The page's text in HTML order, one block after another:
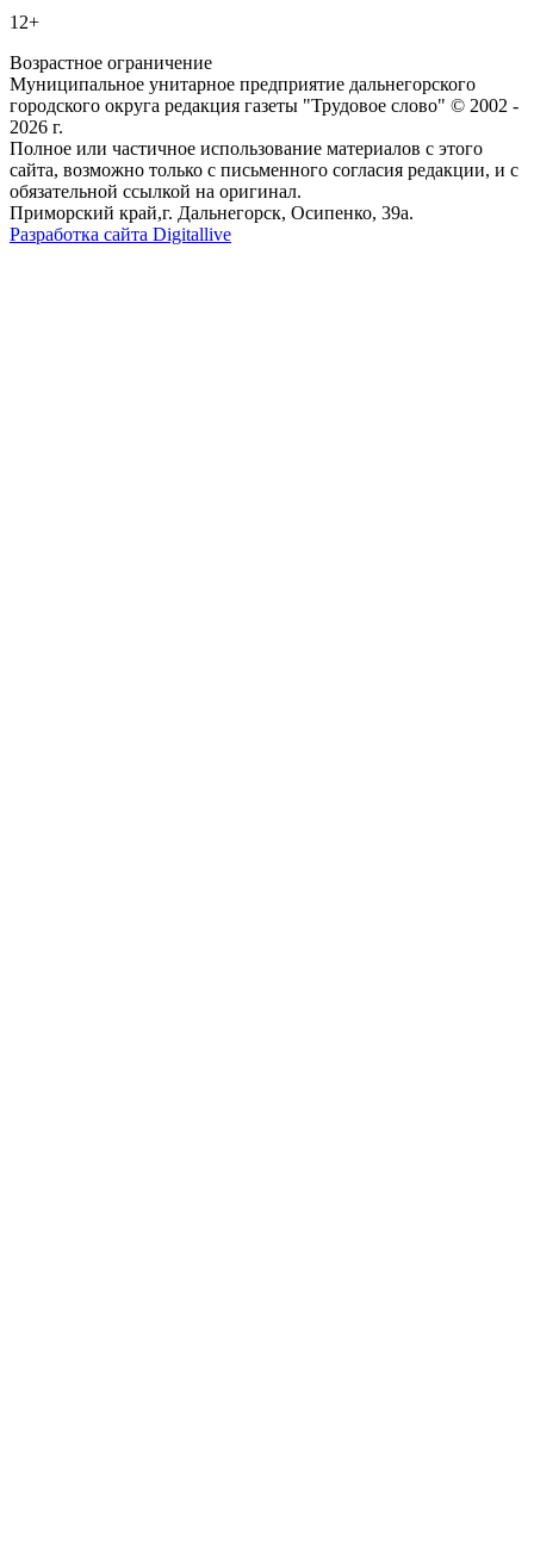
12+
Возрастное ограничение
Муниципальное унитарное предприятие дальнегорского
городского округа редакция газеты "Трудовое слово" © 2002 -
2026 г.
Полное или частичное использование материалов с этого
сайта, возможно только с письменного согласия редакции, и с
обязательной ссылкой на оригинал.
Приморский край,г. Дальнегорск, Осипенко, 39а.
Разработка сайта Digitallive